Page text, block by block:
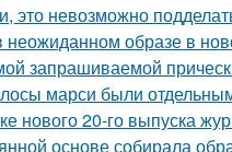
это невозможно
неожиданном образе в
запрашиваемой
марси были
нового 20-го выпуска
основе собирала